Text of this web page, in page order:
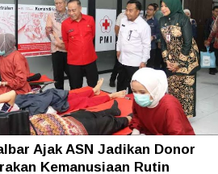
Ajak ASN Jadikan Donor
Kemanusiaan Rutin